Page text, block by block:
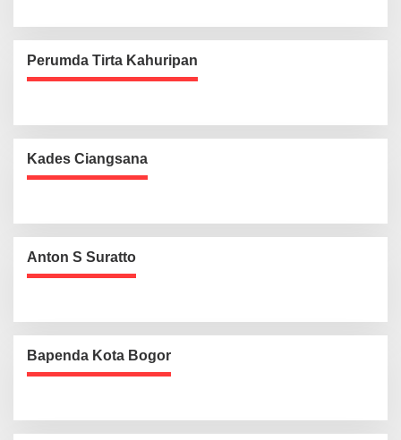
Perumda Tirta Kahuripan
Kades Ciangsana
Anton S Suratto
Bapenda Kota Bogor